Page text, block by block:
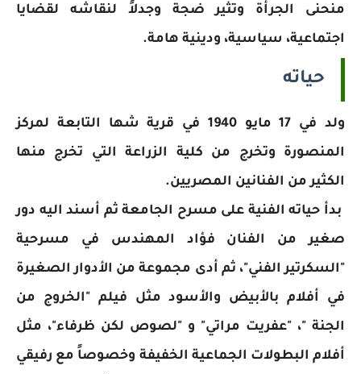
منحنى الجرأة وتثير ضجة وجدلاً لنقاشه لقضايا
اجتماعية، سياسية، ودينية هامة.
حياته
ولد في 17 مايو 1940 في قرية شها التابعة لمركز
المنصورة وتخرج من كلية الزراعة التي تخرج منها
الكثير من الفنانين المصريين.
بدأ حياته الفنية على مسرح الجامعة ثم أسند اليه دور
صغير من الفنان فؤاد المهندس في مسرحية
"السكرتير الفني"، ثم أدى مجموعة من الأدوار الصغيرة
في أفلام بالأبيض والأسود مثل فيلم "الخروج من
الجنة "، "عفريت مراتي" و "لصوص لكن ظرفاء"، مثل
أفلام البطولات الجماعية الخفيفة وخصوصاً مع رفيقي